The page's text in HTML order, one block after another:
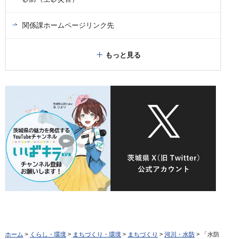
関係課ホームページリンク先
もっと見る
ホーム > くらし・環境 > まちづくり・環境 > まちづくり > 河川・水防 > 「水防